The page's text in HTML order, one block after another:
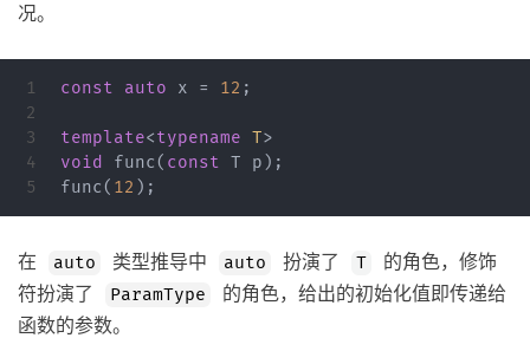
况。
1
2
3
4
const auto x = 12 ;
template<typename T>
void
func( const T p );
func( 12 );
在 auto 类型推导中 auto 扮演了 T
的角色，修饰
符扮演了
ParamType
的角色，给出的初始化值即传递给
函数的参数。